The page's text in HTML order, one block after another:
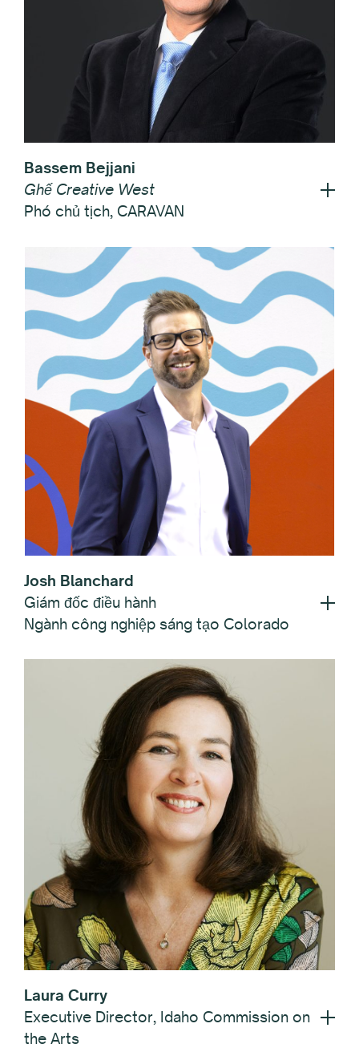
Bassem Bejjani
Ghế Creative West
Phó chủ tịch, CARAVAN
Josh Blanchard
Giám đốc điều hành
Ngành công nghiệp sáng tạo Colorado
Laura Curry
Executive Director, Idaho Commission on
the Arts